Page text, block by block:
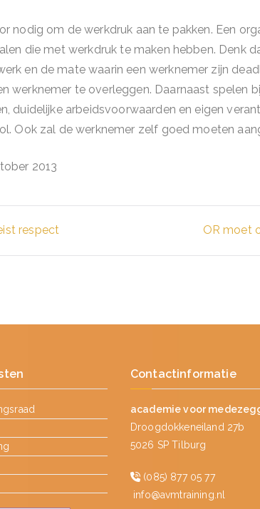
nodig om de werkdruk aan te pakken. Een
die met werkdruk te maken hebben. Denk
en de mate waarin een werknemer zijn
werknemer te overleggen. Daarnaast spelen
duidelijke arbeidsvoorwaarden en eigen
Ook zal de werknemer zelf goed moeten
2013
respect OR moet
Contactinformatie
academie voor
Droogdokkeneiland 27b
5026 SP Tilburg
(085) 877 05 77
info@avmtraining.nl